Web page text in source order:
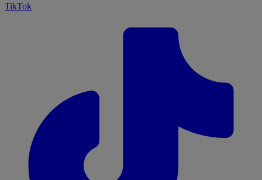
TikTok